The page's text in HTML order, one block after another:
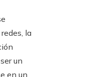
la
un
en un